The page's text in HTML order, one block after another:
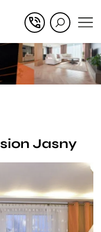
Jasny